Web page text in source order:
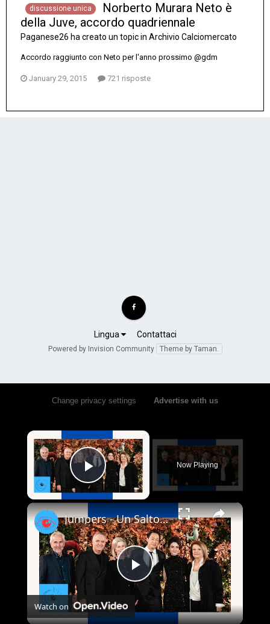
discussione unica
Norberto Murara Neto è
della Juve, accordo quadriennale
Paganese26 ha creato un topic in Archivio Calciomercato
Accordo raggiunto con Neto per l'anno prossimo @gdm
January 29, 2015 721 risposte
Lingua Contattaci
Powered by Invision Community Theme by Taman.
Change privacy settings Advertise with us
×
Play Video
Now Playing
×
Play
Video
Jumpers - Un Salto tra gli Animali - Daniel Chong, Tecla Insolia e G. Panariello parlano del film
Watch on